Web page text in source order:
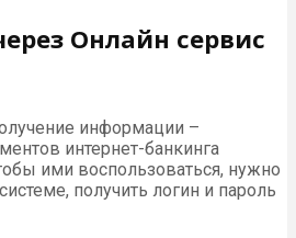
Онлайн сервис
информации –
интернет-банкинга
ими воспользоваться, нужно
получить логин и пароль